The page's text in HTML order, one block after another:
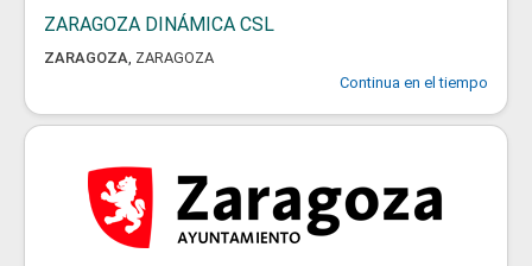
ZARAGOZA DINÁMICA CSL
ZARAGOZA, ZARAGOZA
Continua en el tiempo